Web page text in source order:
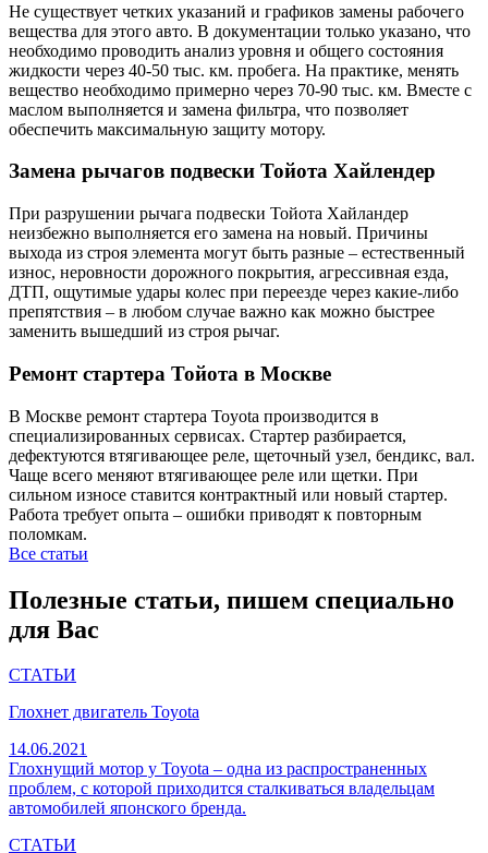
Не существует четких указаний и графиков замены рабочего
вещества для этого авто. В документации только указано, что
необходимо проводить анализ уровня и общего состояния
жидкости через 40-50 тыс. км. пробега. На практике, менять
вещество необходимо примерно через 70-90 тыс. км. Вместе с
маслом выполняется и замена фильтра, что позволяет
обеспечить максимальную защиту мотору.
Замена рычагов подвески Тойота Хайлендер
При разрушении рычага подвески Тойота Хайландер
неизбежно выполняется его замена на новый. Причины
выхода из строя элемента могут быть разные – естественный
износ, неровности дорожного покрытия, агрессивная езда,
ДТП, ощутимые удары колес при переезде через какие-либо
препятствия – в любом случае важно как можно быстрее
заменить вышедший из строя рычаг.
Ремонт стартера Тойота в Москве
В Москве ремонт стартера Toyota производится в
специализированных сервисах. Стартер разбирается,
дефектуются втягивающее реле, щеточный узел, бендикс, вал.
Чаще всего меняют втягивающее реле или щетки. При
сильном износе ставится контрактный или новый стартер.
Работа требует опыта – ошибки приводят к повторным
поломкам.
Все статьи
Полезные статьи, пишем специально
для Вас
СТАТЬИ
Глохнет двигатель Toyota
14.06.2021
Глохнущий мотор у Toyota – одна из распространенных
проблем, с которой приходится сталкиваться владельцам
автомобилей японского бренда.
СТАТЬИ